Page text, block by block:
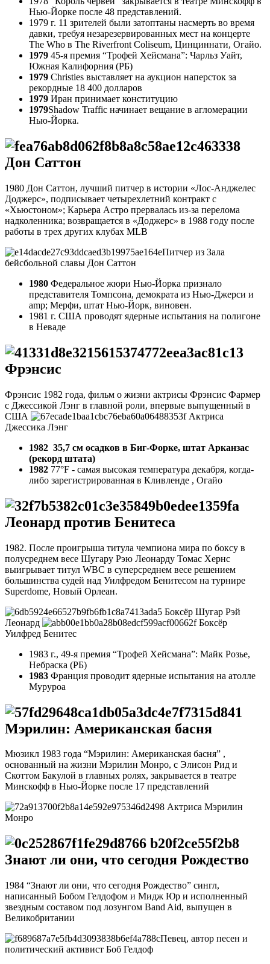
Нью-Йорке после 48 представлений.
1979 г. 11 зрителей были затоптаны насмерть во время
давки, требуя незарезервированных мест на концерте
The Who в The Riverfront Coliseum, Цинциннати, Огайо.
1979 45-я премия “Трофей Хейсмана”: Чарльз Уайт,
Южная Калифорния (РБ)
1979 Christies выставляет на аукцион наперсток за
рекордные 18 400 долларов
1979 Иран принимает конституцию
1979Shadow Traffic начинает вещание в агломерации
Нью-Йорка.
Дон Саттон
1980 Дон Саттон, лучший питчер в истории «Лос-Анджелес
Доджерс», подписывает четырехлетний контракт с
«Хьюстоном»; Карьера Астро прервалась из-за перелома
надколенника; возвращается в «Доджерс» в 1988 году после
работы в трех других клубах MLB
Питчер из Зала
бейсбольной славы Дон Саттон
1980 Федеральное жюри Нью-Йорка признало
представителя Томпсона, демократа из Нью-Джерси и
amp; Мерфи, штат Нью-Йорк, виновен.
1981 г. США проводят ядерные испытания на полигоне
в Неваде
Фрэнсис
Фрэнсис 1982 года, фильм о жизни актрисы Фрэнсис Фармер
с Джессикой Лэнг в главной роли, впервые выпущенный в
США
Актриса
Джессика Лэнг
1982 35,7 см осадков в Биг-Форке, штат Арканзас
(рекорд штата)
1982 77°F - самая высокая температура декабря, когда-
либо зарегистрированная в Кливленде , Огайо
Леонард против Бенитеса
1982. После проигрыша титула чемпиона мира по боксу в
полусреднем весе Шугару Рэю Леонарду Томас Хернс
выигрывает титул WBC в суперсреднем весе решением
большинства судей над Уилфредом Бенитесом на турнире
Superdome, Новый Орлеан.
Боксёр Шугар Рэй
Леонард
Боксёр
Уилфред Бенитес
1983 г., 49-я премия “Трофей Хейсмана”: Майк Розье,
Небраска (РБ)
1983 Франция проводит ядерные испытания на атолле
Муруроа
Мэрилин: Американская басня
Мюзикл 1983 года “Мэрилин: Американская басня” ,
основанный на жизни Мэрилин Монро, с Элисон Рид и
Скоттом Бакулой в главных ролях, закрывается в театре
Минскофф в Нью-Йорке после 17 представлений
Актриса Мэрилин
Монро
Знают ли они, что сегодня Рождество
1984 “Знают ли они, что сегодня Рождество” сингл,
написанный Бобом Гелдофом и Мидж Юр и исполненный
звездным составом под лозунгом Band Aid, выпущен в
Великобритании
Певец, автор песен и
политический активист Боб Гелдоф